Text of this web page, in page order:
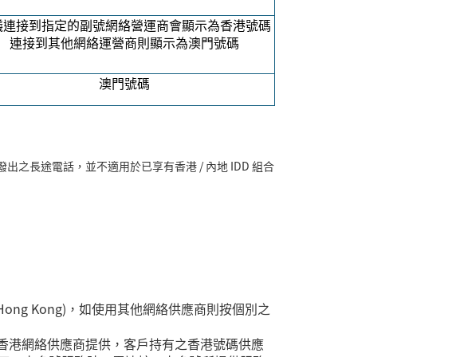
連接到指定的副號網絡營運商會顯示為香港號碼
連接到其他網絡運營商則顯示為澳門號碼
澳門號碼
出之長途電話，並不適用於已享有香港 / 內地 IDD 組合
Kong)，如使用其他網絡供應商則按個別之
網絡供應商提供，客戶持有之香港號碼供應